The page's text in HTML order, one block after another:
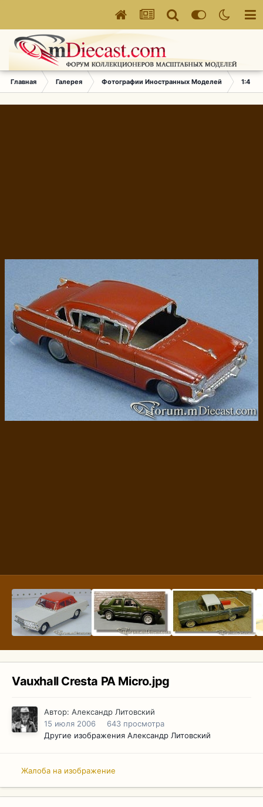
Главная Галерея Фотографии Иностранных Моделей 1:43
Vauxhall Cresta PA Micro.jpg
Автор: Александр Литовский
15 июля 2006
643 просмотра
Другие изображения Александр Литовский
Жалоба на изображение